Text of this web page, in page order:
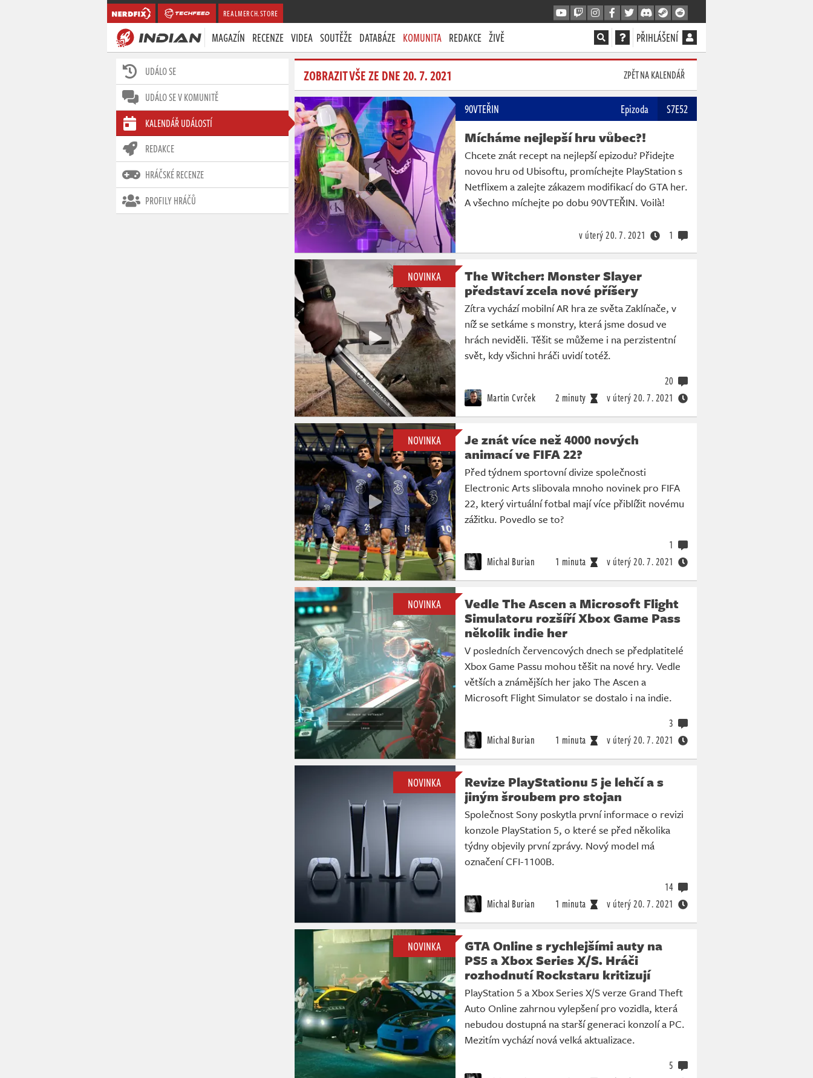
REALMERCH.STORE
MAGAZÍN RECENZE VIDEA SOUTĚŽE DATABÁZE KOMUNITA REDAKCE ŽIVĚ PŘIHLÁŠENÍ
UDÁLO SE
UDÁLO SE V KOMUNITĚ
KALENDÁŘ UDÁLOSTÍ
REDAKCE
HRÁČSKÉ RECENZE
PROFILY HRÁČŮ
ZOBRAZIT VŠE ZE DNE 20. 7. 2021 ZPĚT NA KALENDÁŘ
90VTEŘIN Epizoda S7E52
Mícháme nejlepší hru vůbec?!
Chcete znát recept na nejlepší epizodu? Přidejte
novou hru od Ubisoftu, promíchejte PlayStation s
Netflixem a zalejte zákazem modifikací do GTA her.
A všechno míchejte po dobu 90VTEŘIN. Voilà!
v úterý20. 7. 2021 1
NOVINKA
The Witcher: Monster Slayer
představí zcela nové příšery
Zítra vychází mobilní AR hra ze světa Zaklínače, v
níž se setkáme s monstry, která jsme dosud ve
hrách neviděli. Těšit se můžeme i na perzistentní
svět, kdy všichni hráči uvidí totéž.
Martin Cvrček 2 minuty v úterý20. 7. 2021
20
NOVINKA
Je znát více než 4000 nových
animací ve FIFA 22?
Před týdnem sportovní divize společnosti
Electronic Arts slibovala mnoho novinek pro FIFA
22, který virtuální fotbal mají více přiblížit novému
zážitku. Povedlo se to?
Michal Burian 1 minuta v úterý20. 7. 2021
1
NOVINKA
Vedle The Ascen a Microsoft Flight
Simulatoru rozšíří Xbox Game Pass
několik indie her
V posledních červencových dnech se předplatitelé
Xbox Game Passu mohou těšit na nové hry. Vedle
větších a známějších her jako The Ascen a
Microsoft Flight Simulator se dostalo i na indie.
Michal Burian 1 minuta v úterý20. 7. 2021
3
NOVINKA
Revize PlayStationu 5 je lehčí a s
jiným šroubem pro stojan
Společnost Sony poskytla první informace o revizi
konzole PlayStation 5, o které se před několika
týdny objevily první zprávy. Nový model má
označení CFI-1100B.
Michal Burian 1 minuta v úterý20. 7. 2021
14
NOVINKA
GTA Online s rychlejšími auty na
PS5 a Xbox Series X/S. Hráči
rozhodnutí Rockstaru kritizují
PlayStation 5 a Xbox Series X/S verze Grand Theft
Auto Online zahrnou vylepšení pro vozidla, která
nebudou dostupná na starší generaci konzolí a PC.
Mezitím vychází nová velká aktualizace.
5